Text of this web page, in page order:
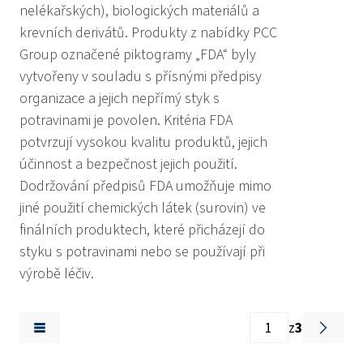
nelékařských), biologických materiálů a
krevních derivátů. Produkty z nabídky PCC
Group označené piktogramy „FDA“ byly
vytvořeny v souladu s přísnými předpisy
organizace a jejich nepřímý styk s
potravinami je povolen. Kritéria FDA
potvrzují vysokou kvalitu produktů, jejich
účinnost a bezpečnost jejich použití.
Dodržování předpisů FDA umožňuje mimo
jiné použití chemických látek (surovin) ve
finálních produktech, které přicházejí do
styku s potravinami nebo se používají při
výrobě léčiv.
z3